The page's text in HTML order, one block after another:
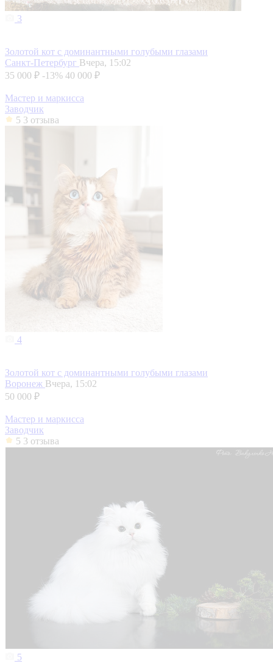
3
Золотой кот с доминантными голубыми глазами
Санкт-Петербург Вчера, 15:02
35 000 ₽ -13% 40 000 ₽
Мастер и маркисса
Заводчик
5 3 отзыва
4
Золотой кот с доминантными голубыми глазами
Воронеж Вчера, 15:02
50 000 ₽
Мастер и маркисса
Заводчик
5 3 отзыва
5